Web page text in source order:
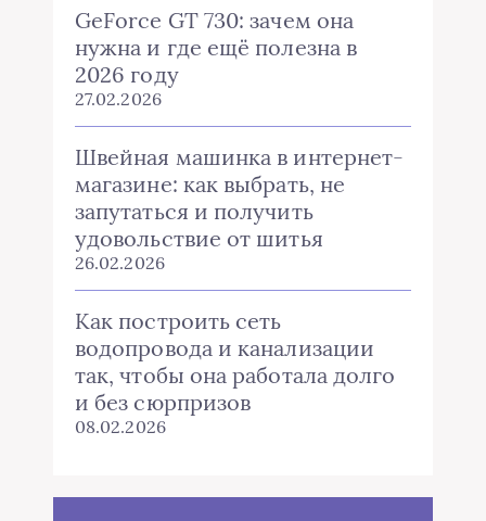
GeForce GT 730: зачем она
нужна и где ещё полезна в
2026 году
27.02.2026
Швейная машинка в интернет-
магазине: как выбрать, не
запутаться и получить
удовольствие от шитья
26.02.2026
Как построить сеть
водопровода и канализации
так, чтобы она работала долго
и без сюрпризов
08.02.2026